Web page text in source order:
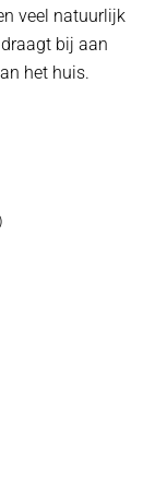
veel natuurlijk
bij aan
het huis.